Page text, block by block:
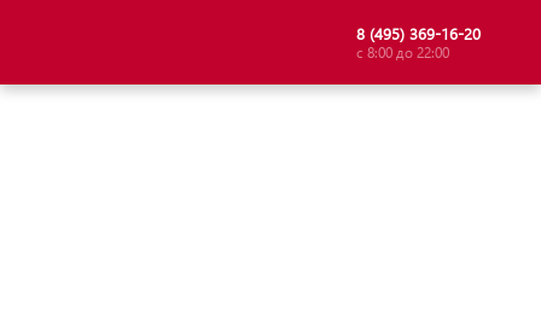
8 (495) 369-16-20
с 8:00 до 22:00